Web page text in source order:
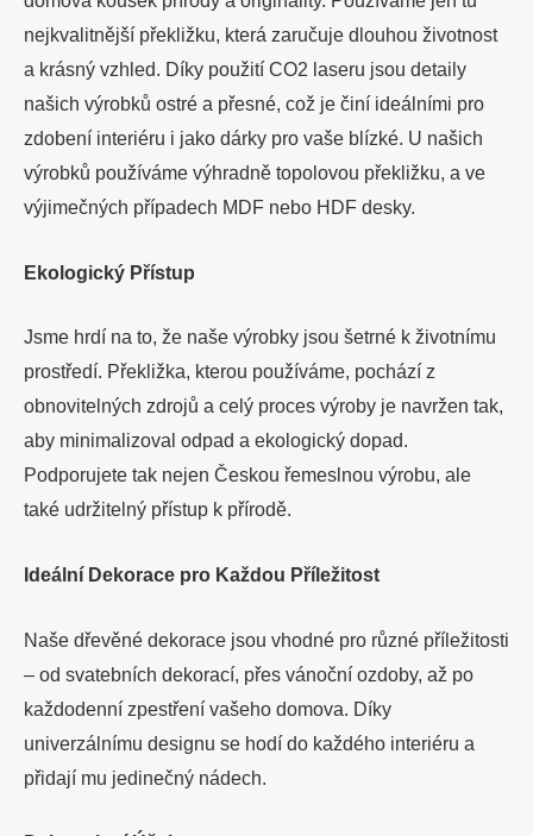
nejkvalitnější překližku, která zaručuje dlouhou životnost
a krásný vzhled. Díky použití CO2 laseru jsou detaily
našich výrobků ostré a přesné, což je činí ideálními pro
zdobení interiéru i jako dárky pro vaše blízké. U našich
výrobků používáme výhradně topolovou překližku, a ve
výjimečných případech MDF nebo HDF desky.
Ekologický Přístup
Jsme hrdí na to, že naše výrobky jsou šetrné k životnímu
prostředí. Překližka, kterou používáme, pochází z
obnovitelných zdrojů a celý proces výroby je navržen tak,
aby minimalizoval odpad a ekologický dopad.
Podporujete tak nejen Českou řemeslnou výrobu, ale
také udržitelný přístup k přírodě.
Ideální Dekorace pro Každou Příležitost
Naše dřevěné dekorace jsou vhodné pro různé příležitosti
– od svatebních dekorací, přes vánoční ozdoby, až po
každodenní zpestření vašeho domova. Díky
univerzálnímu designu se hodí do každého interiéru a
přidají mu jedinečný nádech.